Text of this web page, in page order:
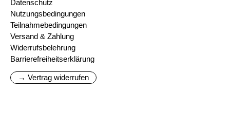
Datenschutz
Nutzungsbedingungen
Teilnahmebedingungen
Versand & Zahlung
Widerrufsbelehrung
Barrierefreiheitserklärung
→ Vertrag widerrufen